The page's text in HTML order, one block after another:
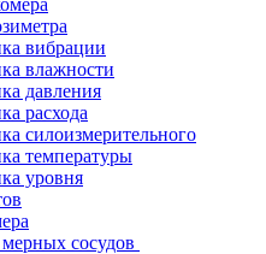
вибрации
влажности
давления
расхода
силоизмерительного
температуры
уровня
сосудов